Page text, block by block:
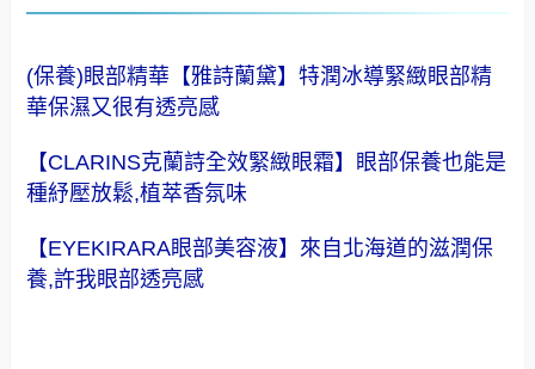
(保養)眼部精華【雅詩蘭黛】特潤冰導緊緻眼部精
華保濕又很有透亮感
【CLARINS克蘭詩全效緊緻眼霜】眼部保養也能是
種紓壓放鬆,植萃香氛味
【EYEKIRARA眼部美容液】來自北海道的滋潤保
養,許我眼部透亮感